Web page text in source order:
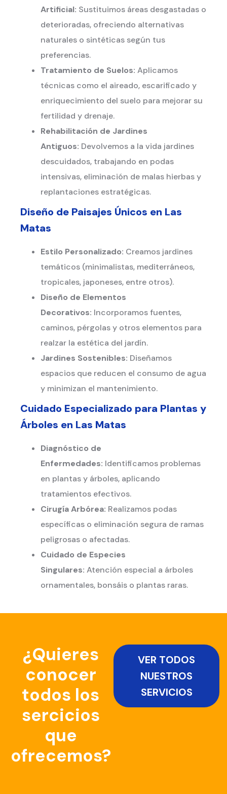
Artificial: Sustituimos áreas desgastadas o
deterioradas, ofreciendo alternativas
naturales o sintéticas según tus
preferencias.
Tratamiento de Suelos: Aplicamos
técnicas como el aireado, escarificado y
enriquecimiento del suelo para mejorar su
fertilidad y drenaje.
Rehabilitación de Jardines
Antiguos: Devolvemos a la vida jardines
descuidados, trabajando en podas
intensivas, eliminación de malas hierbas y
replantaciones estratégicas.
Diseño de Paisajes Únicos en Las
Matas
Estilo Personalizado: Creamos jardines
temáticos (minimalistas, mediterráneos,
tropicales, japoneses, entre otros).
Diseño de Elementos
Decorativos: Incorporamos fuentes,
caminos, pérgolas y otros elementos para
realzar la estética del jardín.
Jardines Sostenibles: Diseñamos
espacios que reducen el consumo de agua
y minimizan el mantenimiento.
Cuidado Especializado para Plantas y
Árboles en Las Matas
Diagnóstico de
Enfermedades: Identificamos problemas
en plantas y árboles, aplicando
tratamientos efectivos.
Cirugía Arbórea: Realizamos podas
específicas o eliminación segura de ramas
peligrosas o afectadas.
Cuidado de Especies
Singulares: Atención especial a árboles
ornamentales, bonsáis o plantas raras.
¿Quieres
conocer
todos los
sercicios
que
ofrecemos?
VER TODOS
NUESTROS
SERVICIOS